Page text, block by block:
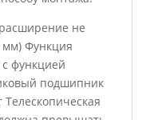
не
мм) Функция
функцией
подшипник